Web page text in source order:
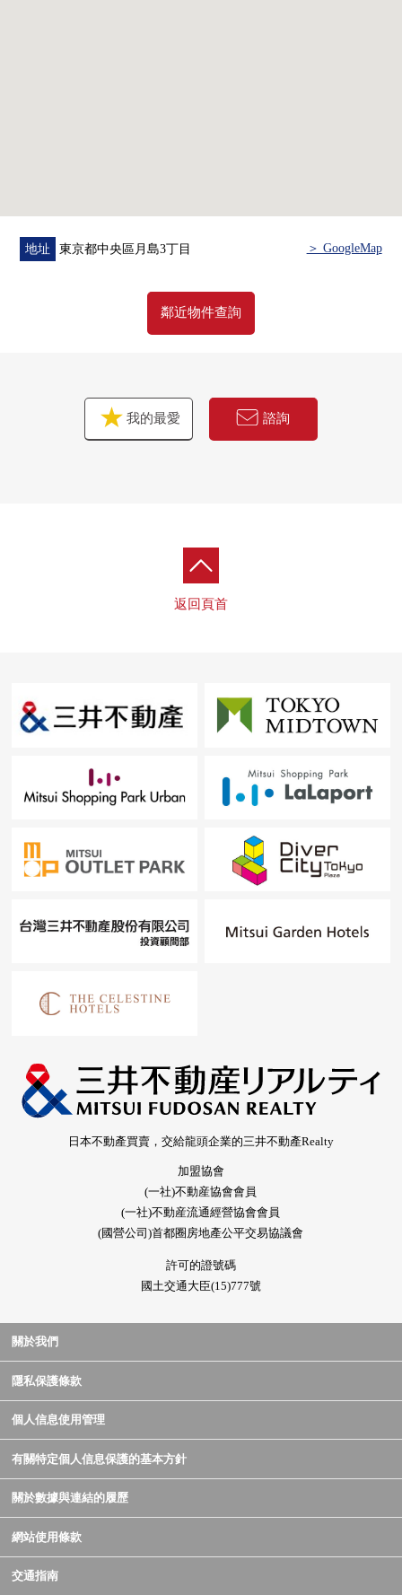
地址 東京都中央區月島3丁目 ＞ GoogleMap
鄰近物件查詢
我的最愛 諮詢
返回頁首
日本不動產買賣，交給龍頭企業的三井不動產Realty
加盟協會
(一社)不動産協會會員
(一社)不動産流通經營協會會員
(國營公司)首都圈房地產公平交易協議會
許可的證號碼
國土交通大臣(15)777號
關於我們
隱私保護條款
個人信息使用管理
有關特定個人信息保護的基本方針
關於數據與連結的履歷
網站使用條款
交通指南